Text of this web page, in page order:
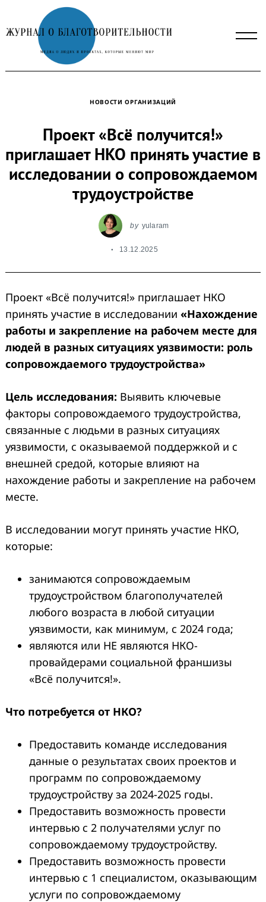
to
content
НОВОСТИ ОРГАНИЗАЦИЙ
Проект «Всё получится!»
приглашает НКО принять участие в
исследовании о сопровождаемом
трудоустройстве
by yularam
13.12.2025
Проект «Всё получится!» приглашает НКО
принять участие в исследовании «Нахождение
работы и закрепление на рабочем месте для
людей в разных ситуациях уязвимости: роль
сопровождаемого трудоустройства»
Цель исследования: Выявить ключевые
факторы сопровождаемого трудоустройства,
связанные с людьми в разных ситуациях
уязвимости, с оказываемой поддержкой и с
внешней средой, которые влияют на
нахождение работы и закрепление на рабочем
месте.
В исследовании могут принять участие НКО,
которые:
занимаются сопровождаемым
трудоустройством благополучателей
любого возраста в любой ситуации
уязвимости, как минимум, с 2024 года;
являются или НЕ являются НКО-
провайдерами социальной франшизы
«Всё получится!».
Что потребуется от НКО?
Предоставить команде исследования
данные о результатах своих проектов и
программ по сопровождаемому
трудоустройству за 2024-2025 годы.
Предоставить возможность провести
интервью с 2 получателями услуг по
сопровождаемому трудоустройству.
Предоставить возможность провести
интервью с 1 специалистом, оказывающим
услуги по сопровождаемому